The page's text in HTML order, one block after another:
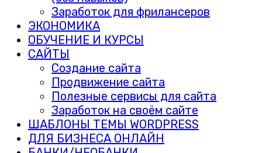
Заработок для фрилансеров
ЭКОНОМИКА
ОБУЧЕНИЕ И КУРСЫ
САЙТЫ
Создание сайта
Продвижение сайта
Полезные сервисы для сайта
Заработок на своём сайте
ШАБЛОНЫ ТЕМЫ WORDPRESS
ДЛЯ БИЗНЕСА ОНЛАЙН